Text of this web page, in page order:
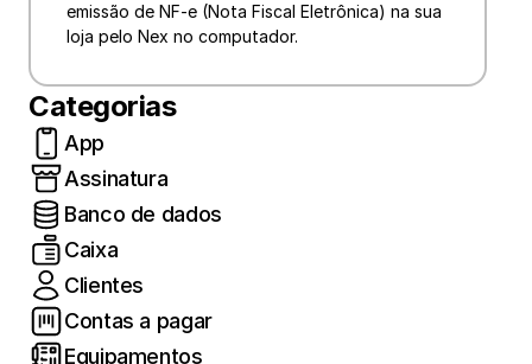
emissão de NF-e (Nota Fiscal Eletrônica) na sua
loja pelo Nex no computador.
Categorias
App
Assinatura
Banco de dados
Caixa
Clientes
Contas a pagar
Equipamentos